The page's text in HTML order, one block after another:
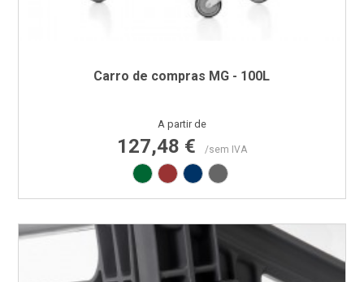
Carro de compras MG - 100L
Preço
A partir de
127,48 € /sem IVA
Verde RAL6029
Vermelho RAL3000
Azul RAL5002
Cinza RAL7015